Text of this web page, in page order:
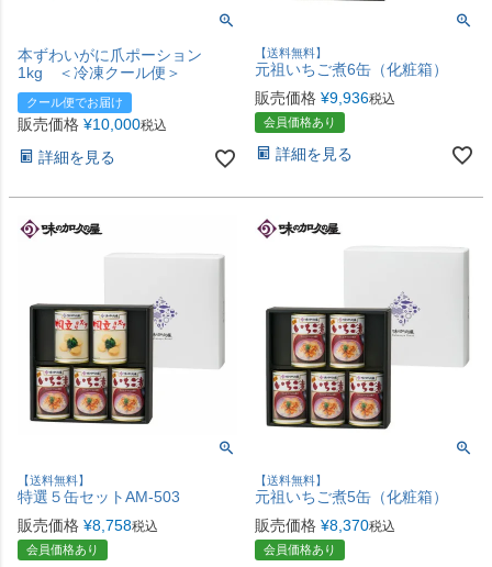
本ずわいがに爪ポーション
1kg ＜冷凍クール便＞
クール便でお届け
販売価格 ¥10,000税込
詳細を見る
【送料無料】
元祖いちご煮6缶（化粧箱）
販売価格 ¥9,936税込
会員価格あり
詳細を見る
【送料無料】
特選５缶セットAM-503
販売価格 ¥8,758税込
会員価格あり
【送料無料】
元祖いちご煮5缶（化粧箱）
販売価格 ¥8,370税込
会員価格あり